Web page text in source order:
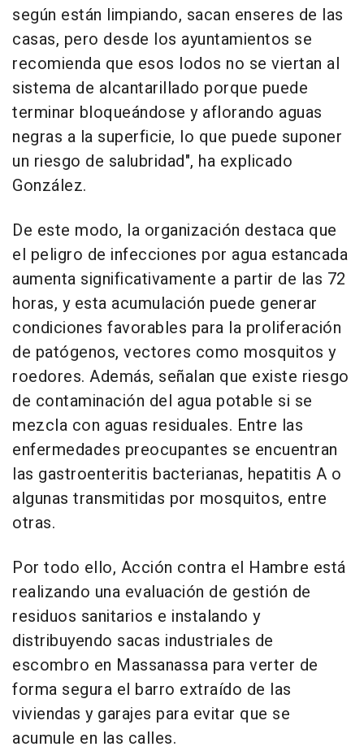
según están limpiando, sacan enseres de las
casas, pero desde los ayuntamientos se
recomienda que esos lodos no se viertan al
sistema de alcantarillado porque puede
terminar bloqueándose y aflorando aguas
negras a la superficie, lo que puede suponer
un riesgo de salubridad", ha explicado
González.
De este modo, la organización destaca que
el peligro de infecciones por agua estancada
aumenta significativamente a partir de las 72
horas, y esta acumulación puede generar
condiciones favorables para la proliferación
de patógenos, vectores como mosquitos y
roedores. Además, señalan que existe riesgo
de contaminación del agua potable si se
mezcla con aguas residuales. Entre las
enfermedades preocupantes se encuentran
las gastroenteritis bacterianas, hepatitis A o
algunas transmitidas por mosquitos, entre
otras.
Por todo ello, Acción contra el Hambre está
realizando una evaluación de gestión de
residuos sanitarios e instalando y
distribuyendo sacas industriales de
escombro en Massanassa para verter de
forma segura el barro extraído de las
viviendas y garajes para evitar que se
acumule en las calles.